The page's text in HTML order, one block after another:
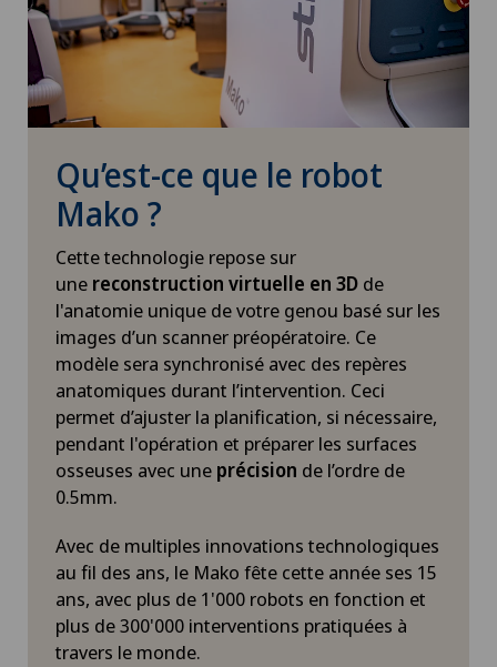
Qu’est-ce que le robot
Mako ?
Cette technologie repose sur
une reconstruction virtuelle en 3D de
l'anatomie unique de votre genou basé sur les
images d’un scanner préopératoire. Ce
modèle sera synchronisé avec des repères
anatomiques durant l’intervention. Ceci
permet d’ajuster la planification, si nécessaire,
pendant l'opération et préparer les surfaces
osseuses avec une précision de l’ordre de
0.5mm.
Avec de multiples innovations technologiques
au fil des ans, le Mako fête cette année ses 15
ans, avec plus de 1'000 robots en fonction et
plus de 300'000 interventions pratiquées à
travers le monde.